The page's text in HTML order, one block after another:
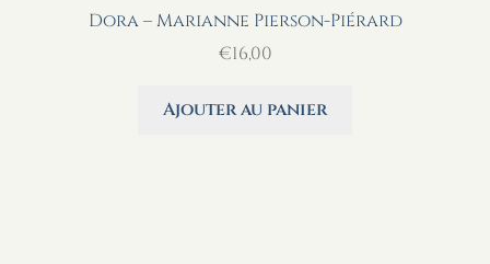
Dora – Marianne Pierson-Piérard
€16,00
Ajouter au panier